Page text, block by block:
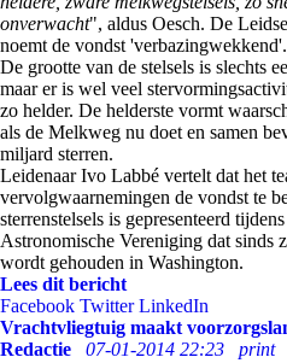
onverwacht", aldus Oesch. De
noemt de vondst 'verbazingwekkend'.
De grootte van de stelsels is slechts
maar er is wel veel
zo helder. De helderste vormt
als de Melkweg nu doet en samen
miljard sterren.
Leidenaar Ivo Labbé vertelt dat het
vervolgwaarnemingen de vondst te
sterrenstelsels is gepresenteerd
Astronomische Vereniging dat sinds
wordt gehouden in Washington.
Lees dit bericht
Facebook Twitter LinkedIn
Vrachtvliegtuig maakt
Redactie
07-01-2014 22:23
print